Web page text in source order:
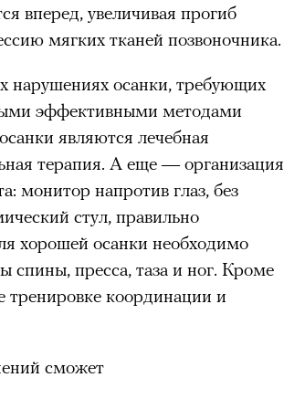
вперед, увеличивая прогиб
мягких тканей позвоночника.
нарушениях осанки, требующих
эффективными методами
являются лечебная
терапия. А еще — организация
монитор напротив глаз, без
стул, правильно
хорошей осанки необходимо
пресса, таза и ног. Кроме
тренировке координации и
сможет